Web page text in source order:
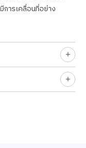
การเคลื่อนที่อย่าง